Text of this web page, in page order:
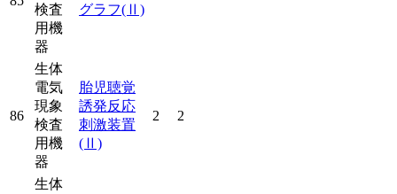
検査
用機
器
グラフ(Ⅱ)
86
生体
電気
現象
検査
用機
器
胎児聴覚
誘発反応
刺激装置
(Ⅱ)
2 2
生体